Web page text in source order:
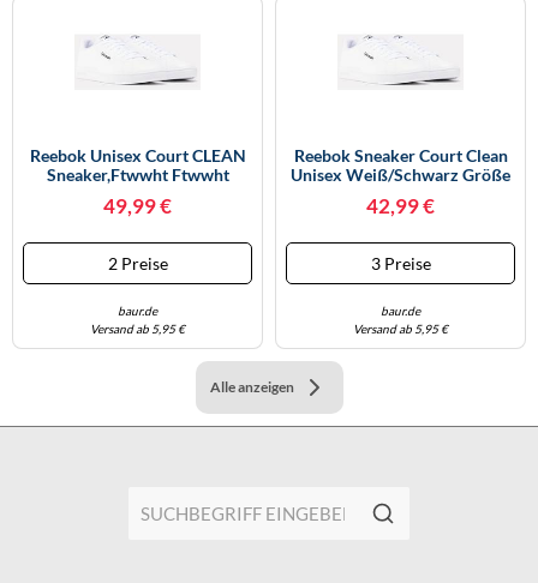
Reebok Unisex Court CLEAN
Sneaker,Ftwwht Ftwwht
49,99 €
2 Preise
baur.de
Versand ab 5,95 €
Reebok Sneaker Court Clean
Unisex Weiß/Schwarz Größe
42,99 €
3 Preise
baur.de
Versand ab 5,95 €
Alle anzeigen